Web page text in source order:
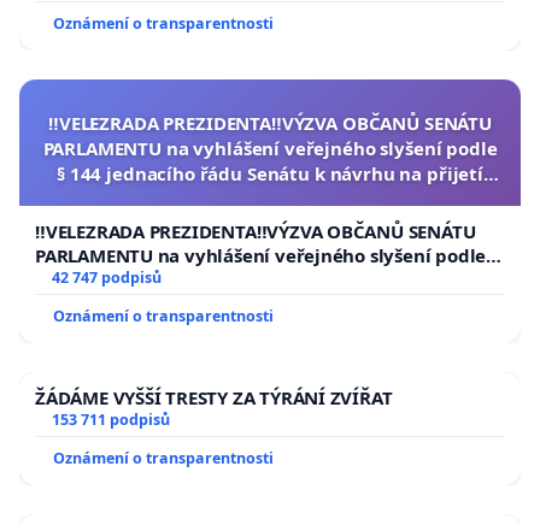
Oznámení o transparentnosti
‼️VELEZRADA PREZIDENTA‼️VÝZVA OBČANŮ SENÁTU
PARLAMENTU na vyhlášení veřejného slyšení podle
§ 144 jednacího řádu Senátu k návrhu na přijetí
republiky
‼️VELEZRADA PREZIDENTA‼️VÝZVA OBČANŮ SENÁTU
PARLAMENTU na vyhlášení veřejného slyšení podle §
144 jednacího řádu Senátu k návrhu na přijetí
republiky
42 747 podpisů
Oznámení o transparentnosti
ŽÁDÁME VYŠŠÍ TRESTY ZA TÝRÁNÍ ZVÍŘAT
153 711 podpisů
Oznámení o transparentnosti